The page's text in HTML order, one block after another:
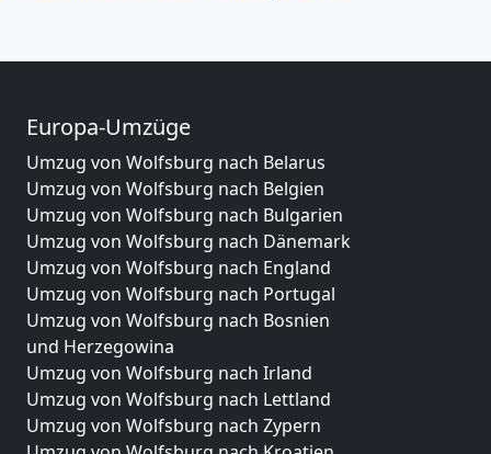
Europa-Umzüge
Umzug von Wolfsburg nach Belarus
Umzug von Wolfsburg nach Belgien
Umzug von Wolfsburg nach Bulgarien
Umzug von Wolfsburg nach Dänemark
Umzug von Wolfsburg nach England
Umzug von Wolfsburg nach Portugal
Umzug von Wolfsburg nach Bosnien
und Herzegowina
Umzug von Wolfsburg nach Irland
Umzug von Wolfsburg nach Lettland
Umzug von Wolfsburg nach Zypern